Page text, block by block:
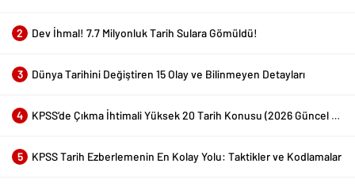
2 Dev İhmal! 7.7 Milyonluk Tarih Sulara Gömüldü!
3 Dünya Tarihini Değiştiren 15 Olay ve Bilinmeyen Detayları
4 KPSS’de Çıkma İhtimali Yüksek 20 Tarih Konusu (2026 Güncel Liste)
5 KPSS Tarih Ezberlemenin En Kolay Yolu: Taktikler ve Kodlamalar